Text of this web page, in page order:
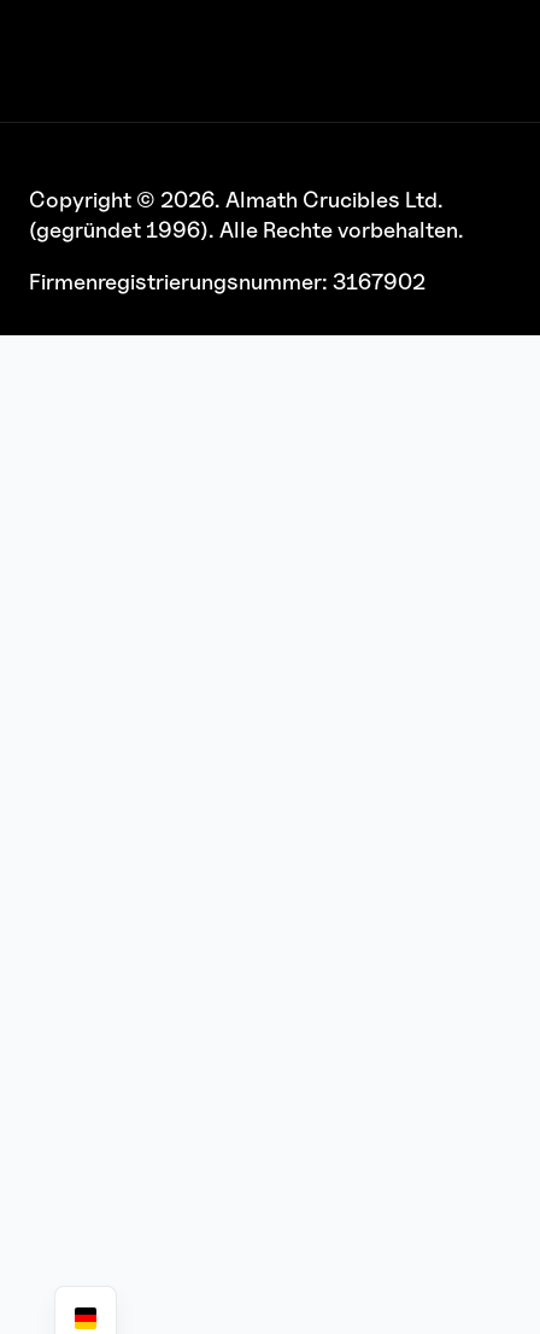
Copyright © 2026. Almath Crucibles Ltd.
(gegründet 1996). Alle Rechte vorbehalten.
Firmenregistrierungsnummer: 3167902